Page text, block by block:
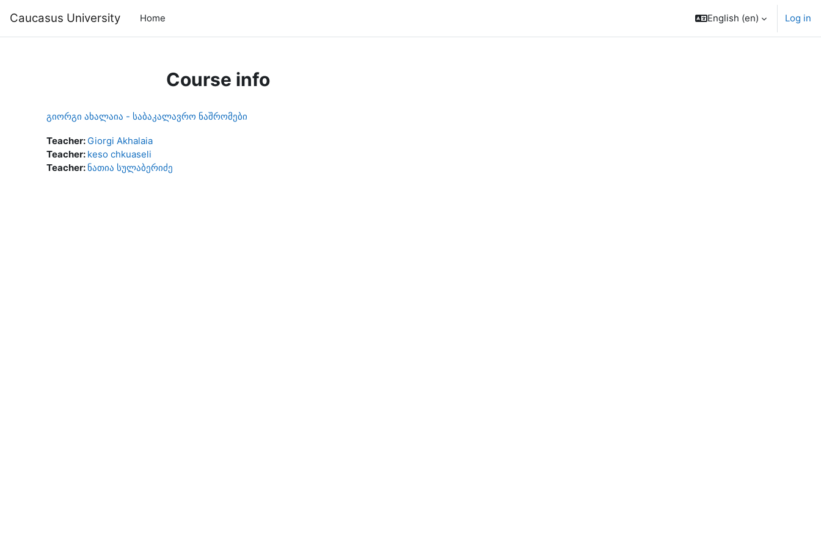
Caucasus University Home English ‎(en)‎ Log in
Course info
გიორგი ახალაია - საბაკალავრო ნაშრომები
Teacher: Giorgi Akhalaia
Teacher: keso chkuaseli
Teacher: ნათია სულაბერიძე